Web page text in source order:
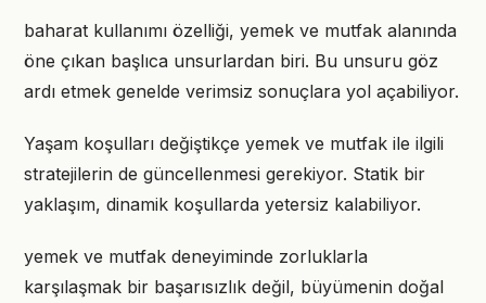
baharat kullanımı özelliği, yemek ve mutfak alanında
öne çıkan başlıca unsurlardan biri. Bu unsuru göz
ardı etmek genelde verimsiz sonuçlara yol açabiliyor.
Yaşam koşulları değiştikçe yemek ve mutfak ile ilgili
stratejilerin de güncellenmesi gerekiyor. Statik bir
yaklaşım, dinamik koşullarda yetersiz kalabiliyor.
yemek ve mutfak deneyiminde zorluklarla
karşılaşmak bir başarısızlık değil, büyümenin doğal